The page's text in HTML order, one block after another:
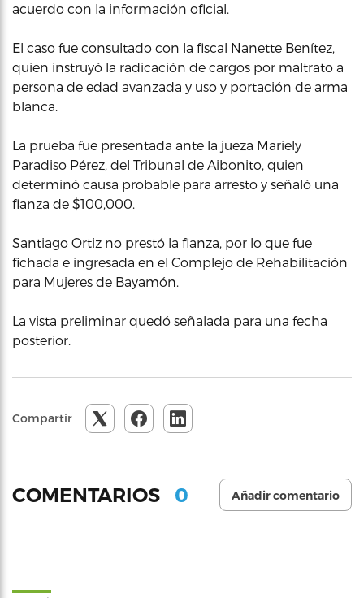
acuerdo con la información oficial.
El caso fue consultado con la fiscal Nanette Benítez,
quien instruyó la radicación de cargos por maltrato a
persona de edad avanzada y uso y portación de arma
blanca.
La prueba fue presentada ante la jueza Mariely
Paradiso Pérez, del Tribunal de Aibonito, quien
determinó causa probable para arresto y señaló una
fianza de $100,000.
Santiago Ortiz no prestó la fianza, por lo que fue
fichada e ingresada en el Complejo de Rehabilitación
para Mujeres de Bayamón.
La vista preliminar quedó señalada para una fecha
posterior.
Compartir
COMENTARIOS 0 Añadir comentario